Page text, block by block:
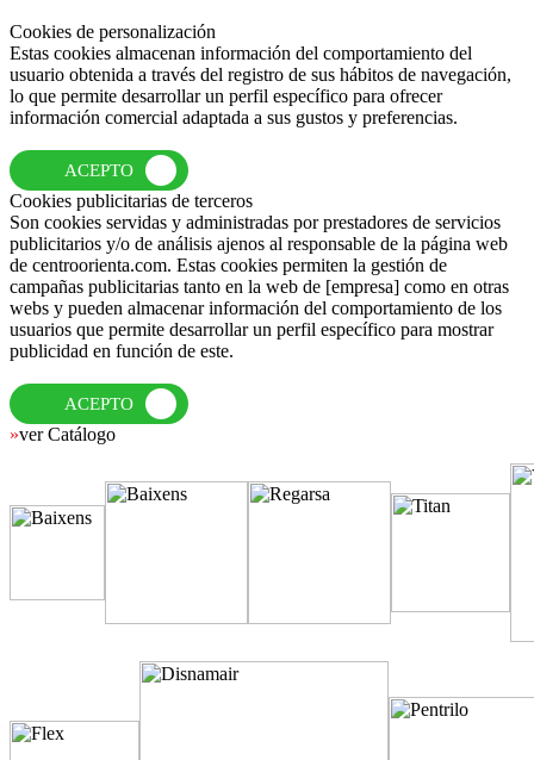
Cookies de personalización
Estas cookies almacenan información del comportamiento del
usuario obtenida a través del registro de sus hábitos de navegación,
lo que permite desarrollar un perfil específico para ofrecer
información comercial adaptada a sus gustos y preferencias.
ACEPTO
Cookies publicitarias de terceros
Son cookies servidas y administradas por prestadores de servicios
publicitarios y/o de análisis ajenos al responsable de la página web
de centroorienta.com. Estas cookies permiten la gestión de
campañas publicitarias tanto en la web de [empresa] como en otras
webs y pueden almacenar información del comportamiento de los
usuarios que permite desarrollar un perfil específico para mostrar
publicidad en función de este.
ACEPTO
»ver Catálogo